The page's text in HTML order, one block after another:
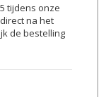
tijdens onze
na het
de bestelling